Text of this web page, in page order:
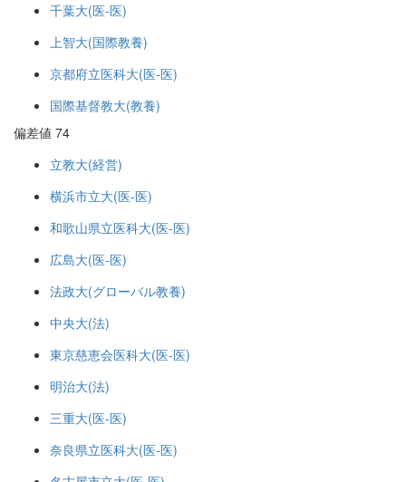
千葉大(医-医)
上智大(国際教養)
京都府立医科大(医-医)
国際基督教大(教養)
偏差値 74
立教大(経営)
横浜市立大(医-医)
和歌山県立医科大(医-医)
広島大(医-医)
法政大(グローバル教養)
中央大(法)
東京慈恵会医科大(医-医)
明治大(法)
三重大(医-医)
奈良県立医科大(医-医)